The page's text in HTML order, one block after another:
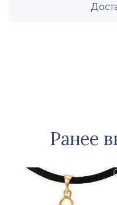
Ранее